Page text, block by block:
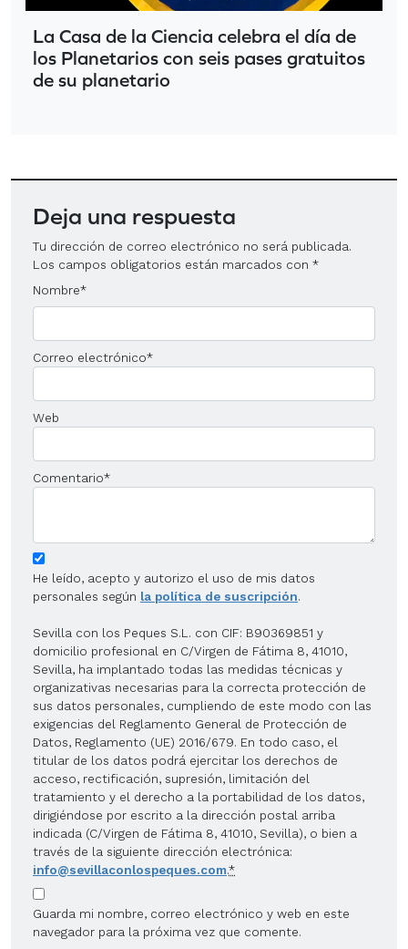
La Casa de la Ciencia celebra el día de
los Planetarios con seis pases gratuitos
de su planetario
Deja una respuesta
Tu dirección de correo electrónico no será publicada.
Los campos obligatorios están marcados con *
Nombre*
Correo electrónico*
Web
Comentario*
He leído, acepto y autorizo el uso de mis datos
personales según la política de suscripción.
Sevilla con los Peques S.L. con CIF: B90369851 y
domicilio profesional en C/Virgen de Fátima 8, 41010,
Sevilla, ha implantado todas las medidas técnicas y
organizativas necesarias para la correcta protección de
sus datos personales, cumpliendo de este modo con las
exigencias del Reglamento General de Protección de
Datos, Reglamento (UE) 2016/679. En todo caso, el
titular de los datos podrá ejercitar los derechos de
acceso, rectificación, supresión, limitación del
tratamiento y el derecho a la portabilidad de los datos,
dirigiéndose por escrito a la dirección postal arriba
indicada (C/Virgen de Fátima 8, 41010, Sevilla), o bien a
través de la siguiente dirección electrónica:
info@sevillaconlospeques.com.*
Guarda mi nombre, correo electrónico y web en este
navegador para la próxima vez que comente.